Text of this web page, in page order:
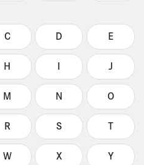
C D E
H J
M N O
R S T
W X Y